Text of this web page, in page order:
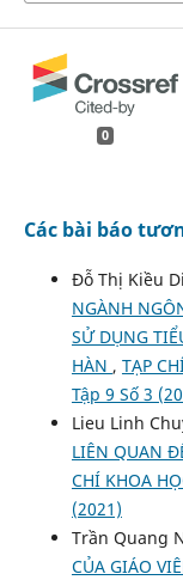
0
Các bài báo
Đỗ Thị Kiều
NGÀNH
SỬ DỤNG
HÀN , TẠP
Tập 9 Số 3
Lieu Linh
LIÊN QUAN
CHÍ KHOA
(2021)
Trần Quang
CỦA GIÁO